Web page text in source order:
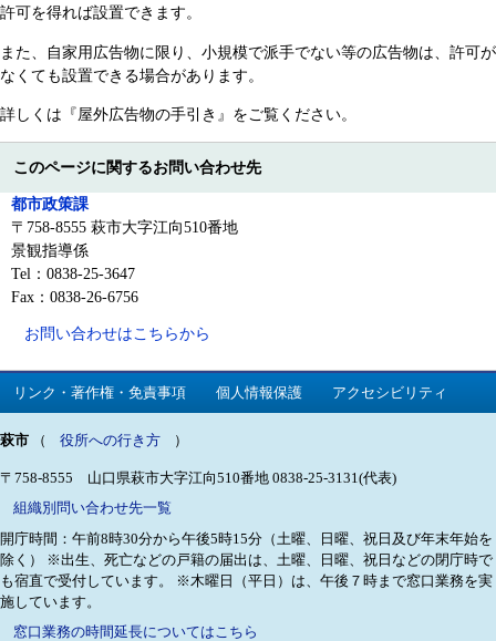
許可を得れば設置できます。
また、自家用広告物に限り、小規模で派手でない等の広告物は、許可が
なくても設置できる場合があります。
詳しくは『屋外広告物の手引き』をご覧ください。
このページに関するお問い合わせ先
都市政策課
〒758-8555 萩市大字江向510番地
景観指導係
Tel：0838-25-3647
Fax：0838-26-6756
お問い合わせはこちらから
リンク・著作権・免責事項 個人情報保護 アクセシビリティ
萩市 （ 役所への行き方 ）
〒758-8555 山口県萩市大字江向510番地 0838-25-3131(代表)
組織別問い合わせ先一覧
開庁時間：午前8時30分から午後5時15分（土曜、日曜、祝日及び年末年始を
除く）
※出生、死亡などの戸籍の届出は、土曜、日曜、祝日などの閉庁時で
も宿直で受付しています。
※木曜日（平日）は、午後７時まで窓口業務を実
施しています。
窓口業務の時間延長についてはこちら